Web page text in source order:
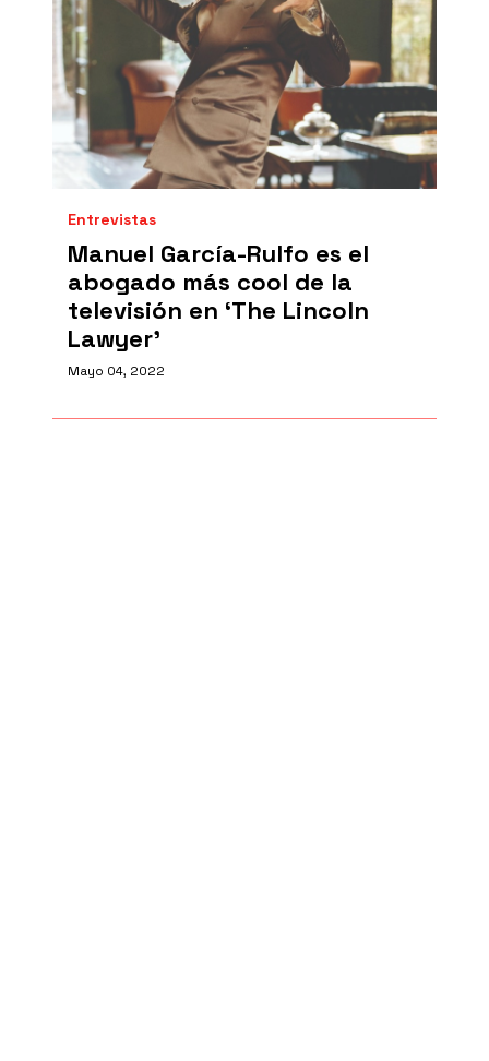
Entrevistas
Manuel García-Rulfo es el
abogado más cool de la
televisión en ‘The Lincoln
Lawyer’
Mayo 04, 2022